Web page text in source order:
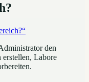
den
erstellen, Labore